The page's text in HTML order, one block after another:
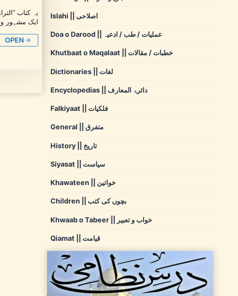
یہ کتاب
ایک مشہور
OPEN
Islahi || اصلاحی
Doa o Darood || عملیات / طب / ادعیہ
Khutbaat o Maqalaat || خطبات / مقالات
Dictionaries || لغات
Encyclopedias || دائرۃ المعارف
Falkiyaat || فلکیات
General || متفرق
History || تاریخ
Siyasat || سیاست
Khawateen || خواتین
Children || بچوں کی کتب
Khwaab o Tabeer || خواب و تعبیر
Qiamat || قیامت